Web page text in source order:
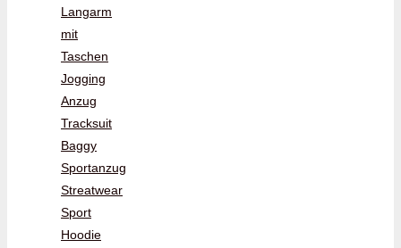
Langarm
mit
Taschen
Jogging
Anzug
Tracksuit
Baggy
Sportanzug
Streatwear
Sport
Hoodie